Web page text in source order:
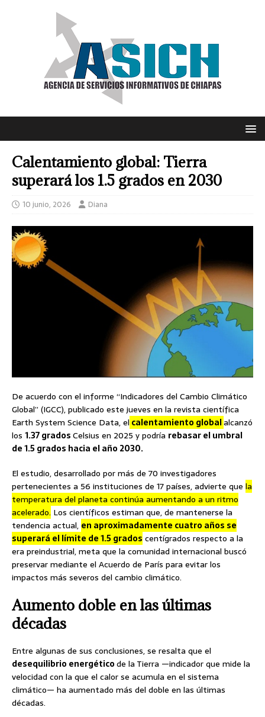
Calentamiento global: Tierra
superará los 1.5 grados en 2030
10 junio, 2026 Diana
De acuerdo con el informe “Indicadores del Cambio Climático
Global” (IGCC), publicado este jueves en la revista científica
Earth System Science Data, el calentamiento globalalcanzó
los 1.37 gradosCelsius en 2025 y podría rebasar el umbral
de 1.5 grados hacia el año 2030.
El estudio, desarrollado por más de 70 investigadores
pertenecientes a 56 instituciones de 17 países, advierte que la
temperatura del planeta continúa aumentando a un ritmo
acelerado. Los científicos estiman que, de mantenerse la
tendencia actual, en aproximadamente cuatro años se
superará el límite de 1.5 grados centígrados respecto a la
era preindustrial, meta que la comunidad internacional buscó
preservar mediante el Acuerdo de París para evitar los
impactos más severos del cambio climático.
Aumento doble en las últimas
décadas
Entre algunas de sus conclusiones, se resalta que el
desequilibrio energéticode la Tierra —indicador que mide la
velocidad con la que el calor se acumula en el sistema
climático— ha aumentado más del doble en las últimas
décadas.